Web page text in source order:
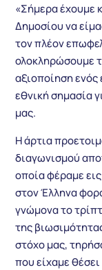
«Σήμερα έχουμε
Δημοσίου να
τον πλέον
ολοκληρώσουμε
αξιοποίηση ενός
εθνική σημασία
μας.
Η άρτια
διαγωνισμού
οποία φέραμε
στον Έλληνα
γνώμονα το
της
στόχο μας,
που είχαμε